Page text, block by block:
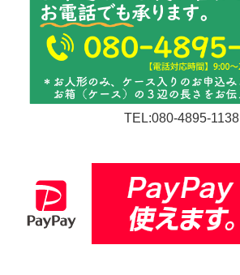
TEL:080-4895-1138